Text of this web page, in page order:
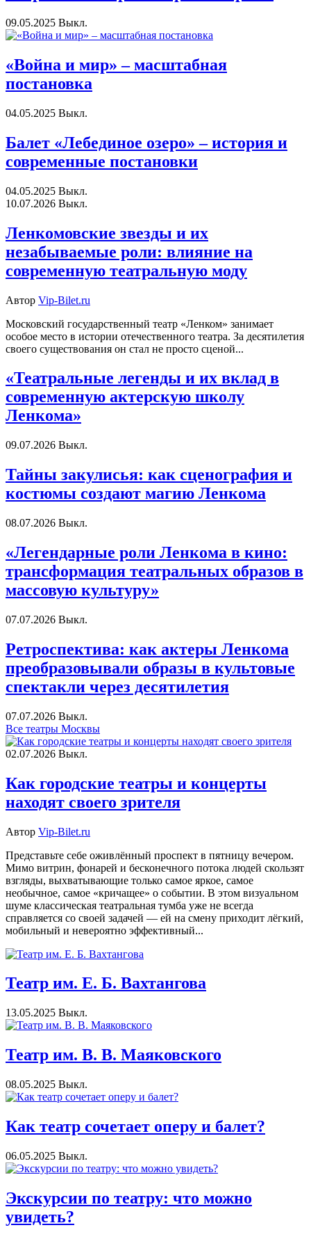
09.05.2025 Выкл.
«Война и мир» – масштабная
постановка
04.05.2025 Выкл.
Балет «Лебединое озеро» – история и
современные постановки
04.05.2025 Выкл.
10.07.2026 Выкл.
Ленкомовские звезды и их
незабываемые роли: влияние на
современную театральную моду
Автор Vip-Bilet.ru
Московский государственный театр «Ленком» занимает
особое место в истории отечественного театра. За десятилетия
своего существования он стал не просто сценой...
«Театральные легенды и их вклад в
современную актерскую школу
Ленкома»
09.07.2026 Выкл.
Тайны закулисья: как сценография и
костюмы создают магию Ленкома
08.07.2026 Выкл.
«Легендарные роли Ленкома в кино:
трансформация театральных образов в
массовую культуру»
07.07.2026 Выкл.
Ретроспектива: как актеры Ленкома
преобразовывали образы в культовые
спектакли через десятилетия
07.07.2026 Выкл.
Все театры Москвы
02.07.2026 Выкл.
Как городские театры и концерты
находят своего зрителя
Автор Vip-Bilet.ru
Представьте себе оживлённый проспект в пятницу вечером.
Мимо витрин, фонарей и бесконечного потока людей скользят
взгляды, выхватывающие только самое яркое, самое
необычное, самое «кричащее» о событии. В этом визуальном
шуме классическая театральная тумба уже не всегда
справляется со своей задачей — ей на смену приходит лёгкий,
мобильный и невероятно эффективный...
Театр им. Е. Б. Вахтангова
13.05.2025 Выкл.
Театр им. В. В. Маяковского
08.05.2025 Выкл.
Как театр сочетает оперу и балет?
06.05.2025 Выкл.
Экскурсии по театру: что можно
увидеть?